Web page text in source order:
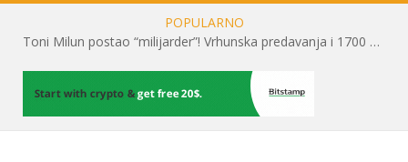
POPULARNO
Toni Milun postao “milijarder”! Vrhunska predavanja i 1700 posjetitelja obilježili su mjesec financijske pismenosti